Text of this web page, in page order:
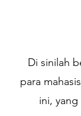
Di sinilah
para
ini,